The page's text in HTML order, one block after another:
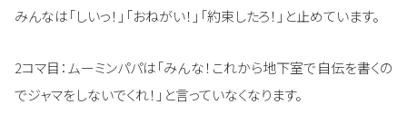
みんなは「しいっ！」「おねがい！」「約束したろ！」と止めています。
2コマ目：ムーミンパパは「みんな！これから地下室で自伝を書くの
でジャマをしないでくれ！」と言っていなくなります。